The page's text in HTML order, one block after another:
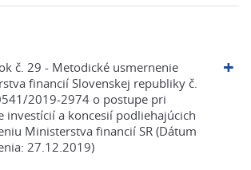
č. 29 - Metodické usmernenie
financií Slovenskej republiky č.
2019-2974 o postupe pri
investícií a koncesií podliehajúcich
Ministerstva financií SR (Dátum
27.12.2019)